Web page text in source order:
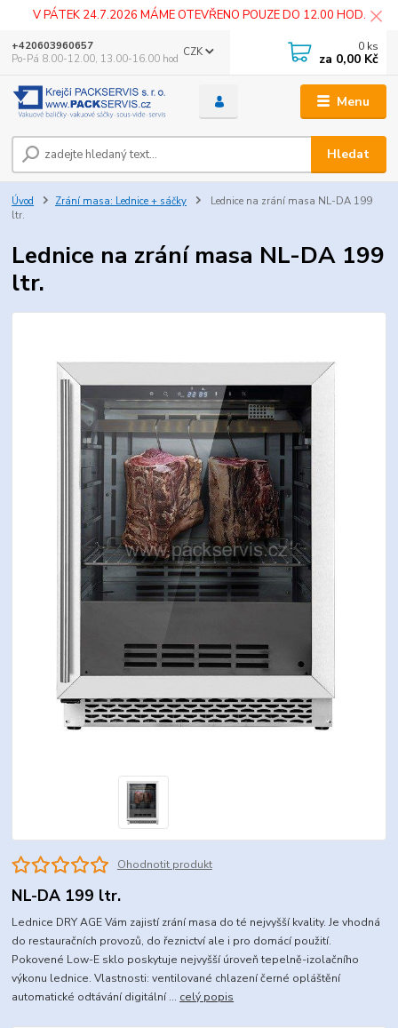
V PÁTEK 24.7.2026 MÁME OTEVŘENO POUZE DO 12.00 HOD.
Menu
CZK
Hledat
+420603960657
Po-Pá 8.00-12.00, 13.00-16.00 hod
0 ks
za 0,00 Kč
Úvod Zrání masa: Lednice + sáčky
Lednice na zrání masa NL-DA 199
ltr.
Lednice na zrání masa NL-DA 199
ltr.
Ohodnotit produkt
NL-DA 199 ltr.
Lednice DRY AGE Vám zajistí zrání masa do té nejvyšší kvality. Je vhodná
do restauračních provozů, do řeznictví ale i pro domácí použití.
Pokovené Low-E sklo poskytuje nejvyšší úroveň tepelně-izolačního
výkonu lednice. Vlastnosti: ventilované chlazení černé opláštění
automatické odtávání digitální ... celý popis